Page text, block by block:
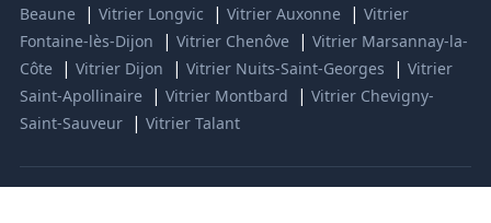
Beaune
| Vitrier Longvic | Vitrier Auxonne | Vitrier
Fontaine-lès-Dijon
| Vitrier Chenôve | Vitrier Marsannay-la-
Côte
| Vitrier Dijon | Vitrier Nuits-Saint-Georges | Vitrier
Saint-Apollinaire
| Vitrier Montbard | Vitrier Chevigny-
Saint-Sauveur | Vitrier Talant